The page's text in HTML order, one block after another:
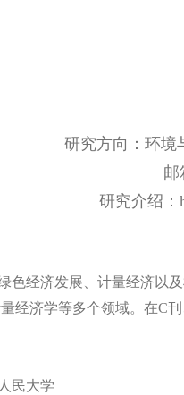
研究方向：环境
邮
研究介绍：
色经济发展、计量经济以
经济学等多个领域。在C刊
民大学